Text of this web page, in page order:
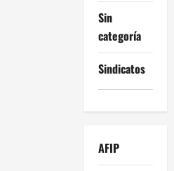
Sin
categoría
Sindicatos
AFIP